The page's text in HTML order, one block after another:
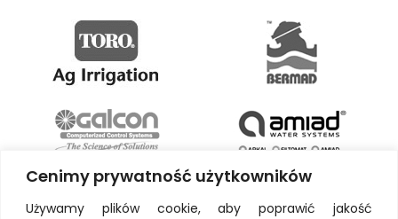
Cenimy prywatność użytkowników
Używamy plików cookie, aby poprawić jakość